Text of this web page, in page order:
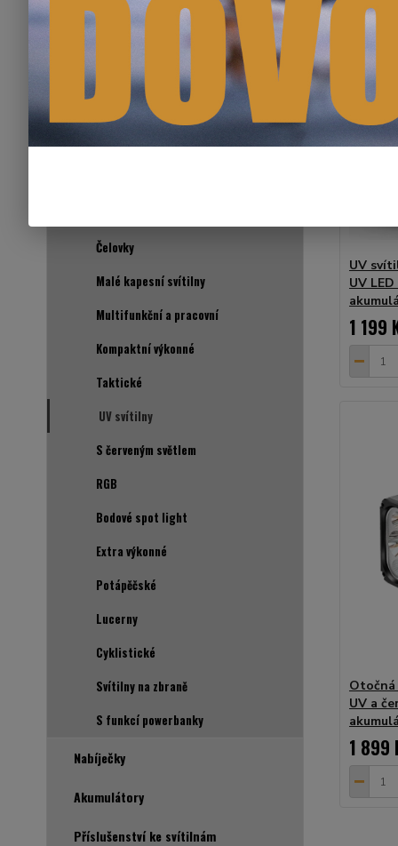
K&F CONCEPT REDUKCE PRO
SVÍTILNY A BATERKY SOFIRN
Svítilny
Čelovky
Malé kapesní svítilny
Multifunkční a pracovní
Kompaktní výkonné
Taktické
UV svítilny
S červeným světlem
RGB
Bodové spot light
Extra výkonné
Potápěčské
Lucerny
Cyklistické
Svítilny na zbraně
S funkcí powerbanky
Nabíječky
Akumulátory
Příslušenství ke svítilnám
UV
UV
1 199
UV a
1 899